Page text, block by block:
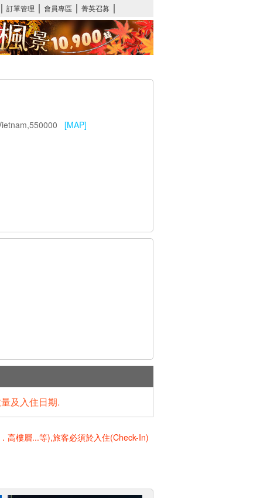
[MAP]
及入住日期.
高樓層...等),旅客必須於入住(Check-In)